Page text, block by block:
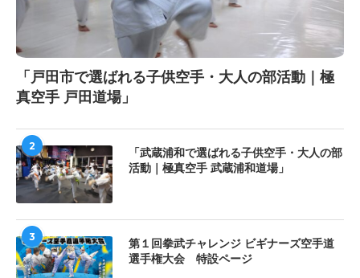
「戸田市で選ばれる子供空手・大人の部活動｜極
真空手 戸田道場」
2
「武蔵浦和で選ばれる子供空手・大人の部
活動｜極真空手 武蔵浦和道場」
3
第１回拳武チャレンジ ビギナーズ空手道
選手権大会 特設ページ